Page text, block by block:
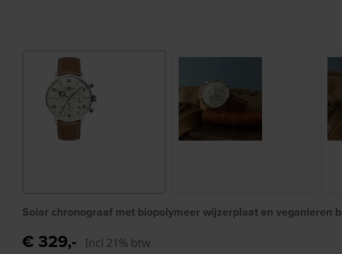
Solar chronograaf met biopolymeer wijzerplaat en veganleren
€ 329,- Incl 21% btw